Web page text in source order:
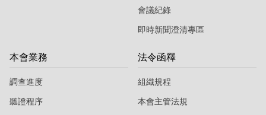
會議紀錄
即時新聞澄清專區
本會業務
調查進度
聽證程序
法令函釋
組織規程
本會主管法規